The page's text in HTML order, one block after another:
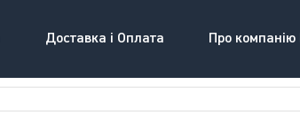
Доставка і Оплата Про компанію